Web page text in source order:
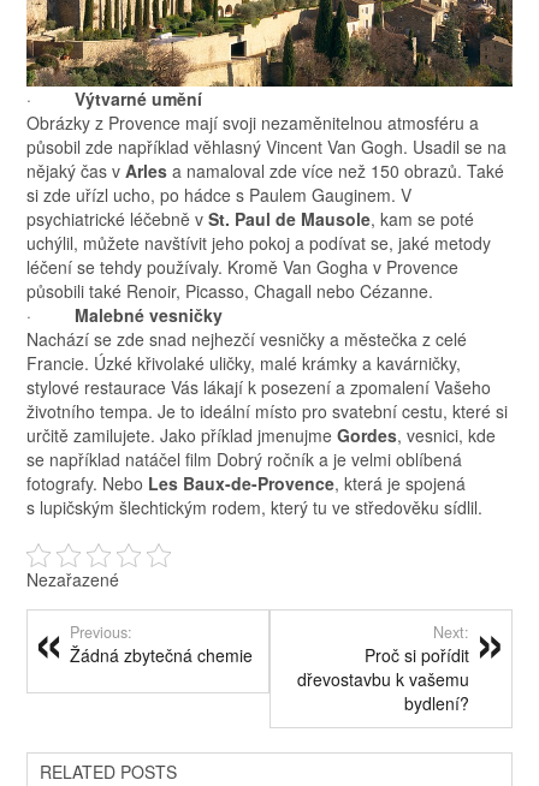
·Výtvarné umění
Obrázky z Provence mají svoji nezaměnitelnou atmosféru a
působil zde například věhlasný Vincent Van Gogh. Usadil se na
nějaký čas vArles a namaloval zde více než 150 obrazů. Také
si zde uřízl ucho, po hádce s Paulem Gauginem. V
psychiatrické léčebně vSt. Paul de Mausole, kam se poté
uchýlil, můžete navštívit jeho pokoj a podívat se, jaké metody
léčení se tehdy používaly. Kromě Van Gogha v Provence
působili také Renoir, Picasso, Chagall nebo Cézanne.
· Malebné vesničky
Nachází se zde snad nejhezčí vesničky a městečka z celé
Francie. Úzké křivolaké uličky, malé krámky a kavárničky,
stylové restaurace Vás lákají k posezení a zpomalení Vašeho
životního tempa. Je to ideální místo pro svatební cestu, které si
určitě zamilujete. Jako příklad jmenujmeGordes, vesnici, kde
se například natáčel film Dobrý ročník a je velmi oblíbená
fotografy. Nebo Les Baux-de-Provence, která je spojená
s lupičským šlechtickým rodem, který tu ve středověku sídlil.
Nezařazené
Previous:
Žádná zbytečná chemie
Next:
Proč si pořídit
dřevostavbu k vašemu
bydlení?
RELATED POSTS